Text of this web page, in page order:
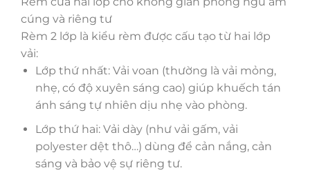
cúng và riêng tư
Rèm 2 lớp là kiểu rèm được cấu tạo từ hai lớp
vải:
Lớp thứ nhất: Vải voan (thường là vải mỏng,
nhẹ, có độ xuyên sáng cao) giúp khuếch tán
ánh sáng tự nhiên dịu nhẹ vào phòng.
Lớp thứ hai: Vải dày (như vải gấm, vải
polyester dệt thô…) dùng để cản nắng, cản
sáng và bảo vệ sự riêng tư.